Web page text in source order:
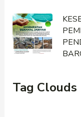
Tag Clouds